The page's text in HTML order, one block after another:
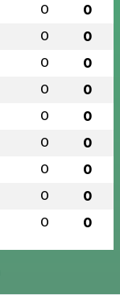
0 0
0 0
0 0
0 0
0 0
0 0
0 0
0 0
0 0